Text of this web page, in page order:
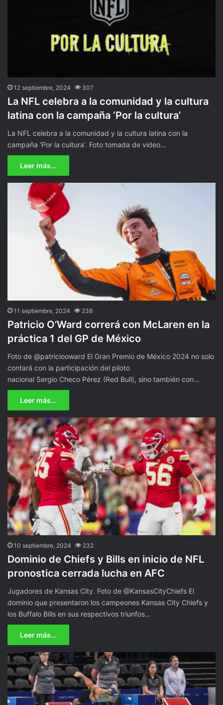
12 septiembre, 2024 307
La NFL celebra a la comunidad y la cultura
latina con la campaña ‘Por la cultura’
La NFL celebra a la comunidad y la cultura latina con la
campaña ‘Por la cultura’. Foto tomada de video…
Leer más...
11 septiembre, 2024 238
Patricio O’Ward correrá con McLaren en la
práctica 1 del GP de México
Foto de @patriciooward El Gran Premio de México 2024 no solo
contará con la participación del piloto
nacional Sergio Checo Pérez (Red Bull), sino también con…
Leer más...
10 septiembre, 2024 232
Dominio de Chiefs y Bills en inicio de NFL
pronostica cerrada lucha en AFC
Jugadores de Kansas City. Foto de @KansasCityChiefs El
dominio que presentaron los campeones Kansas City Chiefs y
los Buffalo Bills en sus respectivos triunfos…
Leer más...